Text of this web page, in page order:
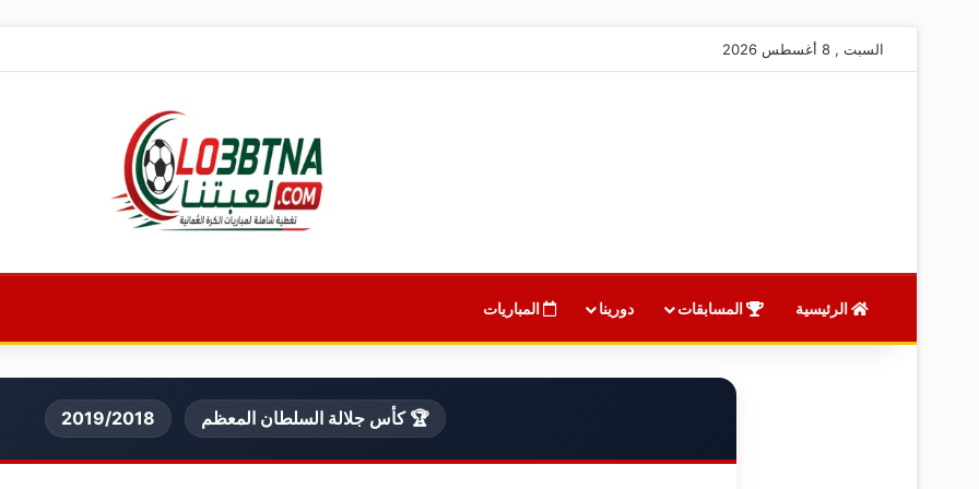
السبت , 8 أغسطس 2026
الرئيسية المسابقات دورينا المباريات
🏆 كأس جلالة السلطان المعظم 2019/2018